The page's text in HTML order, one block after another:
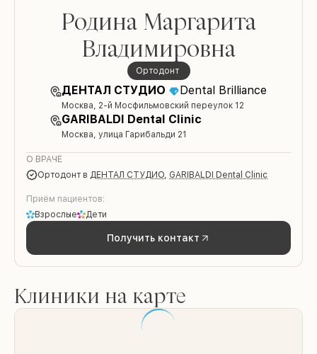
Родина Маргарита
Владимировна
Ортодонт
ДЕНТАЛ СТУДИО Dental Brilliance
Москва, 2-й Мосфильмовский переулок 12
GARIBALDI Dental Clinic
Москва, улица Гарибальди 21
О ВРАЧЕ
Ортодонт в ДЕНТАЛ СТУДИО, GARIBALDI Dental Clinic
Приём пациентов:
Взрослые
Дети
Получить контакт
Клиники на карте